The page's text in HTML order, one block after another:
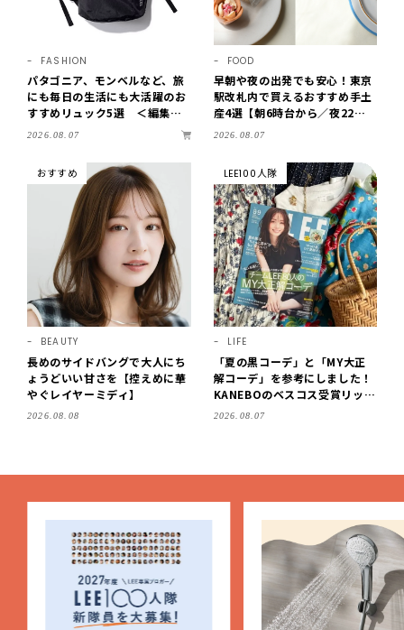
FASHION
パタゴニア、モンベルなど、旅
にも毎日の生活にも大活躍のお
すすめリュック5選 ＜編集部
セレクト＞【LEEマルシェ】
2026.08.07
FOOD
早朝や夜の出発でも安心！東京
駅改札内で買えるおすすめ手土
産4選【朝6時台から／夜22時
まで営業】
2026.08.07
おすすめ
BEAUTY
長めのサイドバングで大人にち
ょうどいい甘さを【控えめに華
やぐレイヤーミディ】
2026.08.08
LEE100人隊
LIFE
「夏の黒コーデ」と「MY大正
解コーデ」を参考にしました！
KANEBOのベスコス受賞リップ
購入も。LEE8・9月号を読んだ
2026.08.07